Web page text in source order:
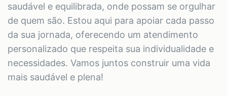
saudável e equilibrada, onde possam se orgulhar
de quem são. Estou aqui para apoiar cada passo
da sua jornada, oferecendo um atendimento
personalizado que respeita sua individualidade e
necessidades. Vamos juntos construir uma vida
mais saudável e plena!